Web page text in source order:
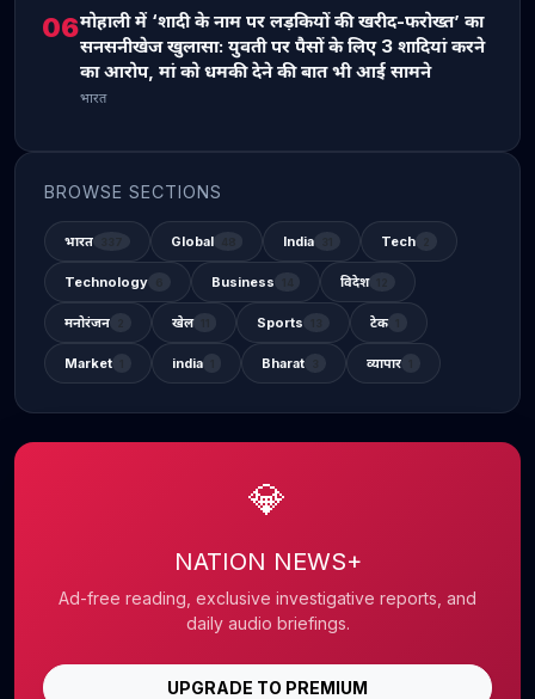
06मोहाली में ‘शादी के नाम पर लड़कियों की खरीद-फरोख्त’ का
सनसनीखेज खुलासा: युवती पर पैसों के लिए 3 शादियां करने
का आरोप, मां को धमकी देने की बात भी आई सामने
भारत
BROWSE SECTIONS
भारत Global India Tech
Technology Business विदेश
मनोरंजन खेल Sports टेक
Market india Bharat व्यापार
💎
NATION NEWS+
Ad-free reading, exclusive investigative reports, and
daily audio briefings.
UPGRADE TO PREMIUM